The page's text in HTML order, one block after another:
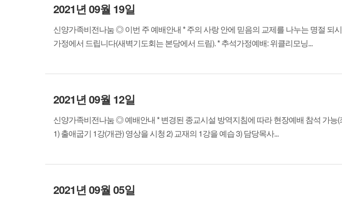
2021년 09월 19일
신양가족비전나눔 ◎ 이번 주 예배안내 * 주의 사랑 안에 믿음의 교제를 나누는 명절 되
가정에서 드립니다(새벽기도회는 본당에서 드림). * 추석가정예배: 위클리모닝...
2021년 09월 12일
신양가족비전나눔 ◎ 예배안내 * 변경된 종교시설 방역지침에 따라 현장예배 참석 가
1) 출애굽기 1강(개관) 영상을 시청 2) 교재의 1강을 예습 3) 담당목사...
2021년 09월 05일